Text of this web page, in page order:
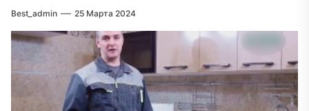
Best_admin 25 Марта 2024